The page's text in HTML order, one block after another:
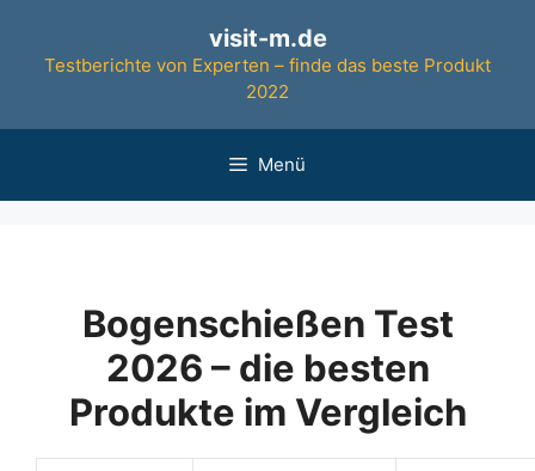
springen
visit-m.de
Testberichte von Experten – finde das beste Produkt
2022
Menü
Bogenschießen Test
2026 – die besten
Produkte im Vergleich